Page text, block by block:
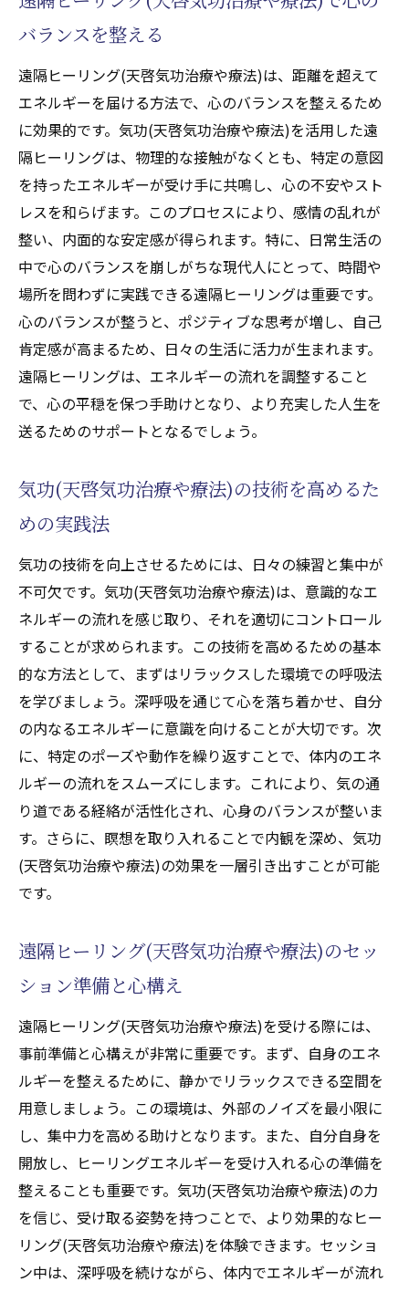
バランスを整える
遠隔ヒーリング(天啓気功治療や療法)は、距離を超えて
エネルギーを届ける方法で、心のバランスを整えるため
に効果的です。気功(天啓気功治療や療法)を活用した遠
隔ヒーリングは、物理的な接触がなくとも、特定の意図
を持ったエネルギーが受け手に共鳴し、心の不安やスト
レスを和らげます。このプロセスにより、感情の乱れが
整い、内面的な安定感が得られます。特に、日常生活の
中で心のバランスを崩しがちな現代人にとって、時間や
場所を問わずに実践できる遠隔ヒーリングは重要です。
心のバランスが整うと、ポジティブな思考が増し、自己
肯定感が高まるため、日々の生活に活力が生まれます。
遠隔ヒーリングは、エネルギーの流れを調整すること
で、心の平穏を保つ手助けとなり、より充実した人生を
送るためのサポートとなるでしょう。
気功(天啓気功治療や療法)の技術を高めるた
めの実践法
気功の技術を向上させるためには、日々の練習と集中が
不可欠です。気功(天啓気功治療や療法)は、意識的なエ
ネルギーの流れを感じ取り、それを適切にコントロール
することが求められます。この技術を高めるための基本
的な方法として、まずはリラックスした環境での呼吸法
を学びましょう。深呼吸を通じて心を落ち着かせ、自分
の内なるエネルギーに意識を向けることが大切です。次
に、特定のポーズや動作を繰り返すことで、体内のエネ
ルギーの流れをスムーズにします。これにより、気の通
り道である経絡が活性化され、心身のバランスが整いま
す。さらに、瞑想を取り入れることで内観を深め、気功
(天啓気功治療や療法)の効果を一層引き出すことが可能
です。
遠隔ヒーリング(天啓気功治療や療法)のセッ
ション準備と心構え
遠隔ヒーリング(天啓気功治療や療法)を受ける際には、
事前準備と心構えが非常に重要です。まず、自身のエネ
ルギーを整えるために、静かでリラックスできる空間を
用意しましょう。この環境は、外部のノイズを最小限に
し、集中力を高める助けとなります。また、自分自身を
開放し、ヒーリングエネルギーを受け入れる心の準備を
整えることも重要です。気功(天啓気功治療や療法)の力
を信じ、受け取る姿勢を持つことで、より効果的なヒー
リング(天啓気功治療や療法)を体験できます。セッショ
ン中は、深呼吸を続けながら、体内でエネルギーが流れ